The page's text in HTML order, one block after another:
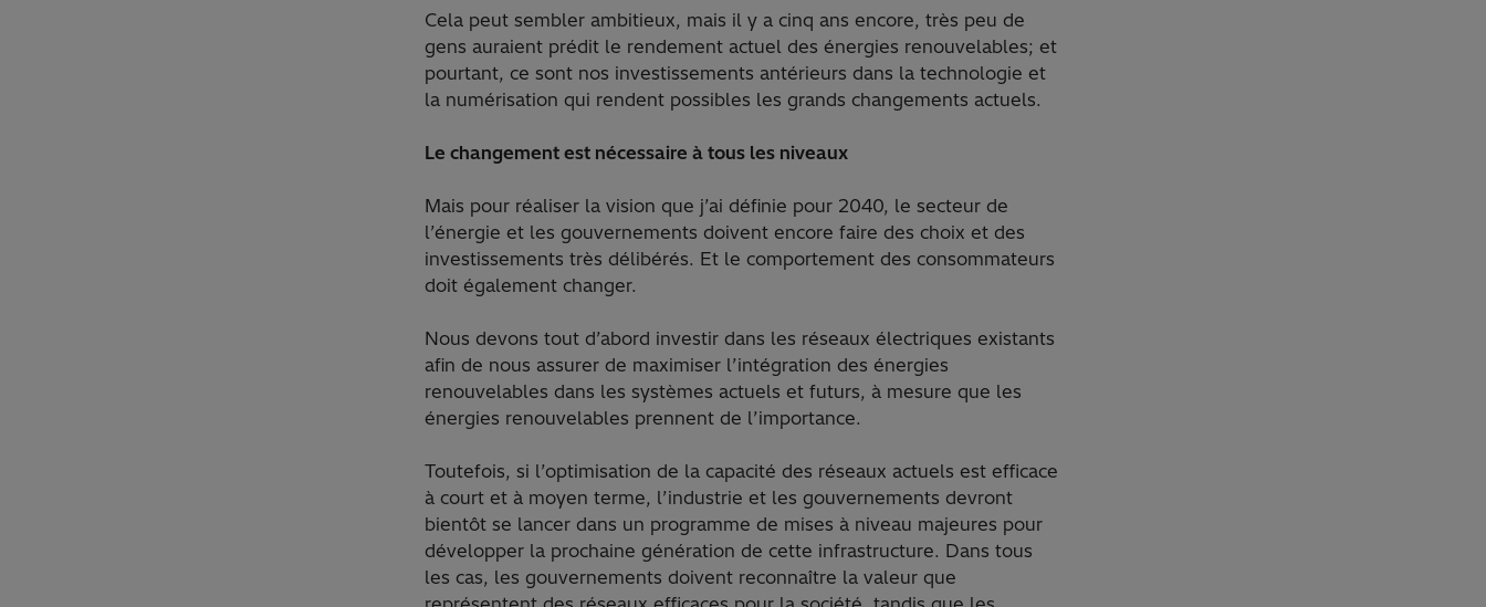
Cela peut sembler ambitieux, mais il y a cinq ans encore, très peu de
gens auraient prédit le rendement actuel des énergies renouvelables; et
pourtant, ce sont nos investissements antérieurs dans la technologie et
la numérisation qui rendent possibles les grands changements actuels.
Le changement est nécessaire à tous les niveaux
Mais pour réaliser la vision que j’ai définie pour 2040, le secteur de
l’énergie et les gouvernements doivent encore faire des choix et des
investissements très délibérés. Et le comportement des consommateurs
doit également changer.
Nous devons tout d’abord investir dans les réseaux électriques existants
afin de nous assurer de maximiser l’intégration des énergies
renouvelables dans les systèmes actuels et futurs, à mesure que les
énergies renouvelables prennent de l’importance.
Toutefois, si l’optimisation de la capacité des réseaux actuels est efficace
à court et à moyen terme, l’industrie et les gouvernements devront
bientôt se lancer dans un programme de mises à niveau majeures pour
développer la prochaine génération de cette infrastructure. Dans tous
les cas, les gouvernements doivent reconnaître la valeur que